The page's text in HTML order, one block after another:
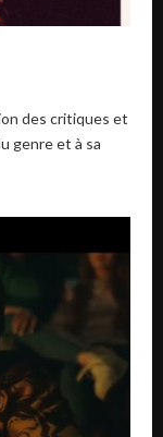
des critiques et
genre et à sa